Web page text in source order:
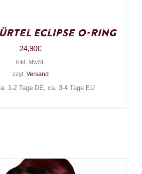
Eclipse O-Ring
24,90€
Inkl. MwSt.
zzgl. Versand
1-2 Tage DE, ca. 3-4 Tage EU